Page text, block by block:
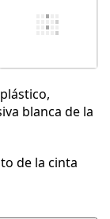
blanca de la
de la cinta